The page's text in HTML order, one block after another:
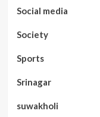
Social media
Society
Sports
Srinagar
suwakholi